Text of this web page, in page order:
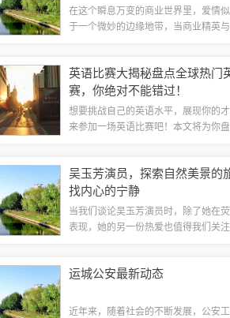
的华丽交响曲
在这个瞬息万变的商业世界里，爱情
于一个微妙的边缘地带，当商业精英
业智慧与浪漫情感的非凡故事。前言
英语比赛大揭秘盘点全球热门
赛，你绝对不能错过！
想要挑战自己的英语水平，展现你的
来参加一场英语比赛吧！本文将为你盘
是国内最具权威性的大学生英语赛事之
吴玉芳演员，探索自然美景的
找内心的宁静
当我们谈论吴玉芳演员时，除了她在
表现，她的另一份热爱也值得我们关
式诠释着旅行的真正意义——远离尘嚣
运城公安最新动态
近年来，随着社会的不断发展，公安